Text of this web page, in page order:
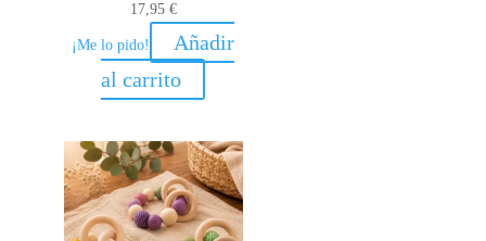
17,95 €
¡Me lo pido!
Añadir
al carrito